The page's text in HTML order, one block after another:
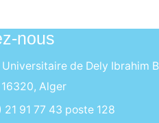
nous
de Dely Ibrahim
16320, Alger
21 91 77 43 poste 128